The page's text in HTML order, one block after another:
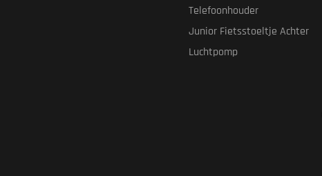
Telefoonhouder
Junior Fietsstoeltje Achter
Luchtpomp